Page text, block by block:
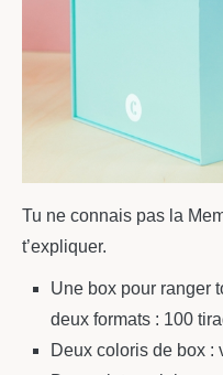
Tu ne connais pas la
t’expliquer.
Une box pour ranger
deux formats : 100
Deux coloris de box :